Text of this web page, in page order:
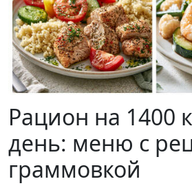
Рацион на 1400
день: меню с
граммовкой